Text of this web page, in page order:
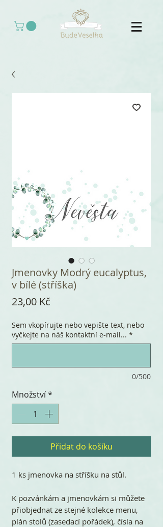
Jmenovky Modrý eucalyptus,
v bílé (stříška)
23,00 Kč
Sem vkopírujte nebo vepište text, nebo
vyčkejte na náš kontaktní e-mail... *
0/500
Množství*
Přidat do košíku
1 ks jmenovka na stříšku na stůl.
K pozvánkám a jmenovkám si můžete
přiobjednat ze stejné kolekce menu,
plán stolů (zasedací pořádek), čísla na